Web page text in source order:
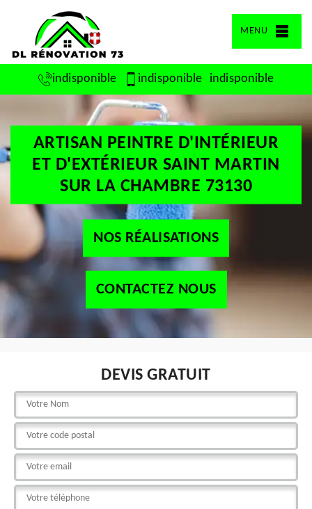
MENU
indisponible indisponible indisponible
ARTISAN PEINTRE D'INTÉRIEUR
ET D'EXTÉRIEUR SAINT MARTIN
SUR LA CHAMBRE 73130
NOS RÉALISATIONS
CONTACTEZ NOUS
DEVIS GRATUIT